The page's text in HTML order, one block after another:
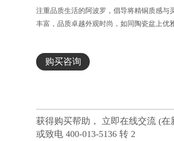
注重品质生活的阿波罗，倡导将精铜质感与
丰富，品质卓越外观时尚，如同陶瓷盆上优
购买咨询
获得购买帮助， 立即在线交流 (在
或致电 400-013-5136 转 2